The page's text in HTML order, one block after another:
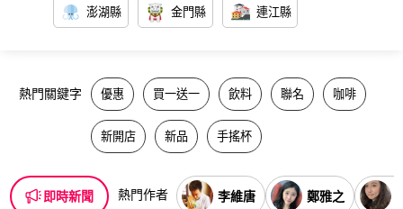
澎湖縣 金門縣 連江縣
熱門關鍵字 優惠 買一送一 飲料 聯名 咖啡
新開店 新品 手搖杯
即時新聞 熱門作者 李維唐 鄭雅之